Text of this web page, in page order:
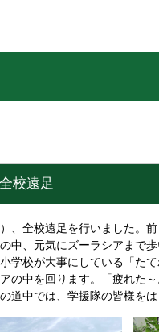
校遠足
、全校遠足を行いました。
中、元気にズーラシアまで歩
学校が大事にしている「た
の中を回ります。「疲れた
道中では、学援隊の皆様を